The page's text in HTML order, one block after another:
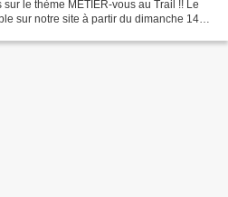
le thème MÉTIER-vous au Trail !! Le
sur notre site à partir du dimanche 14